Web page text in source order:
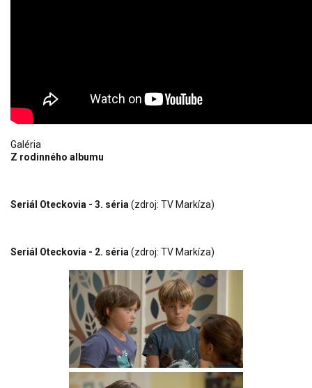
Galéria
Z rodinného albumu
Seriál Oteckovia - 3. séria (zdroj: TV Markíza)
Seriál Oteckovia - 2. séria (zdroj: TV Markíza)